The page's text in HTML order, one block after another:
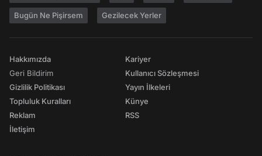
Bugün Ne Pişirsem Gezilecek Yerler
Hakkımızda
Geri Bildirim
Gizlilik Politikası
Topluluk Kuralları
Reklam
İletişim
Kariyer
Kullanıcı Sözleşmesi
Yayın İlkeleri
Künye
RSS